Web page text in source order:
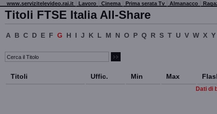
www.servizitelevideo.rai.it Lavoro Cinema Prima serata Tv Almanacco
Titoli FTSE Italia All-Share
A B C D E F G H I J K L M N O P Q R S T U V W X Y
Titoli Uffic. Min Max
Dati di